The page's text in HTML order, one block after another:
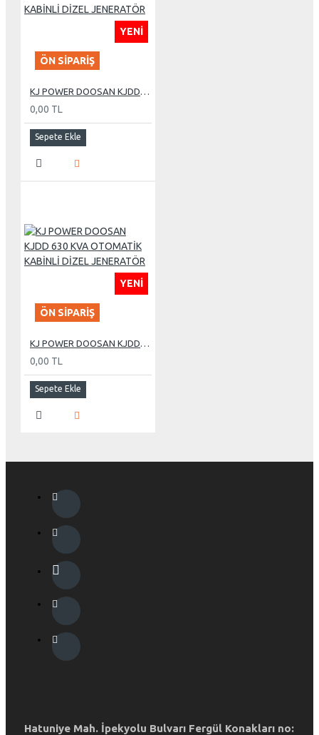
YENI
ÖN SIPARIŞ
KJ POWER DOOSAN KJDD 485 KVA OTOMATİK KABİNLİ DİZEL JENERATÖR
0,00 TL
Sepete Ekle
YENI
ÖN SIPARIŞ
KJ POWER DOOSAN KJDD 630 KVA OTOMATİK KABİNLİ DİZEL JENERATÖR
0,00 TL
Sepete Ekle
Hatuniye Mah. İpekyolu Bulvarı Fergül Konakları no: